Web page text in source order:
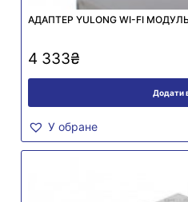
АДАПТЕР YULONG WI-FI
4 333₴
Додати
У обране